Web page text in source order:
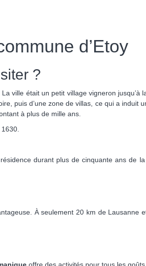
d’Etoy
?
La ville était un petit village vigneron jusqu’à
puis d’une zone de villas, ce qui a induit
à plus de mille ans.
durant plus de cinquante ans de
À seulement 20 km de Lausanne
offre des activités pour tous les